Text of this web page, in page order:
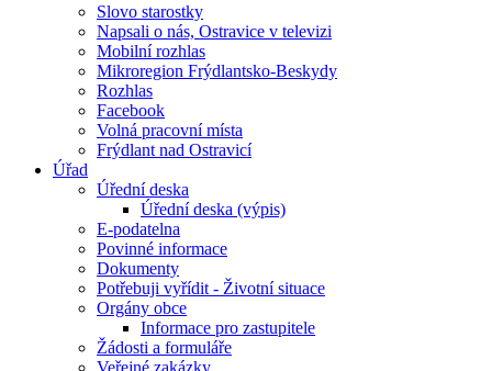
Slovo starostky
Napsali o nás, Ostravice v televizi
Mobilní rozhlas
Mikroregion Frýdlantsko-Beskydy
Rozhlas
Facebook
Volná pracovní místa
Frýdlant nad Ostravicí
Úřad
Úřední deska
Úřední deska (výpis)
E-podatelna
Povinné informace
Dokumenty
Potřebuji vyřídit - Životní situace
Orgány obce
Informace pro zastupitele
Žádosti a formuláře
Veřejné zakázky